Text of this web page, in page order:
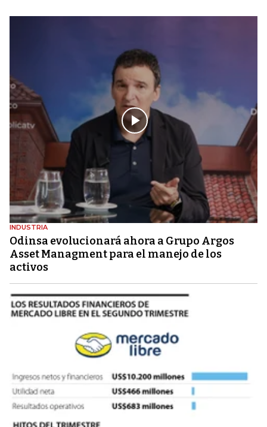
INDUSTRIA
Odinsa evolucionará ahora a Grupo Argos
Asset Managment para el manejo de los
activos